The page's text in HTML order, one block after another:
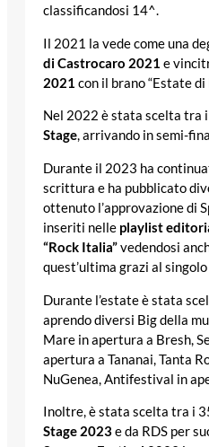
classificandosi 14^.
Il 2021 la vede come una
di Castrocaro 2021 e
2021 con il brano “Estate di
Nel 2022 è stata scelta tra
Stage, arrivando in semi-
Durante il 2023 ha
scrittura e ha pubblicato
ottenuto l’approvazione di
inseriti nelle playlist
“Rock Italia”vedendosi
quest’ultima grazi al singolo
Durante l’estate è stata
aprendo diversi Big della
Mare in apertura a Bresh,
apertura a Tananai, Tanta
NuGenea, Antifestival in
Inoltre, è stata scelta tra i
Stage 2023e da RDS per